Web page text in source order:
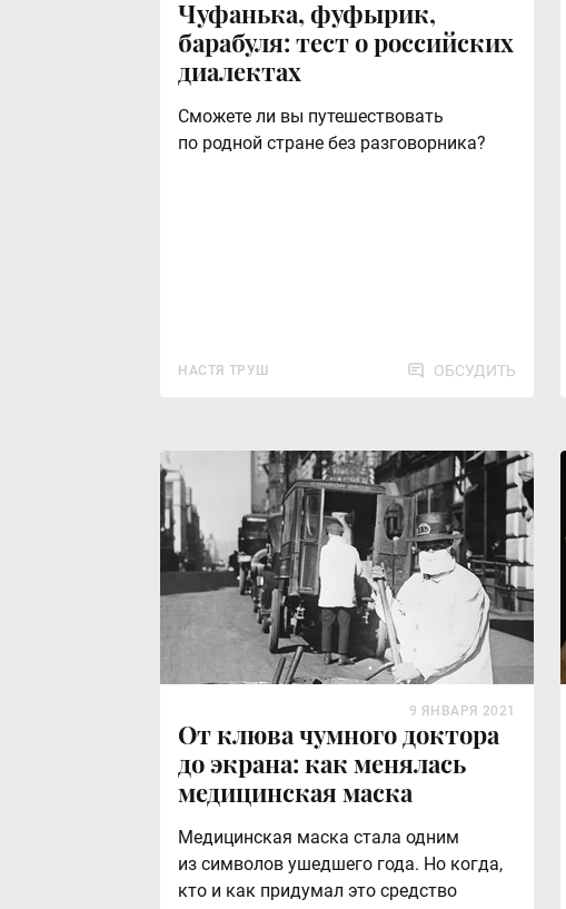
Чуфанька, фуфырик,
барабуля: тест о российских
диалектах
Сможете ли вы путешествовать
по родной стране без разговорника?
НАСТЯ ТРУШ ОБСУДИТЬ
От клюва чумного доктора
до экрана: как менялась
медицинская маска
Медицинская маска стала одним
из символов ушедшего года. Но когда,
кто и как придумал это средство
9 ЯНВАРЯ 2021